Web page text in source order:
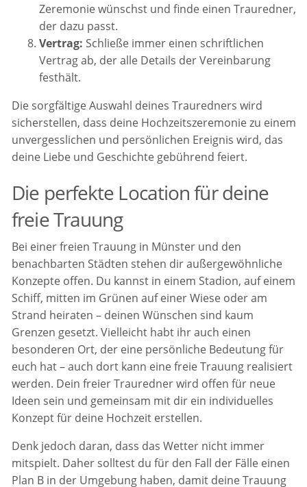
Zeremonie wünschst und finde einen Trauredner,
der dazu passt.
Vertrag: Schließe immer einen schriftlichen
Vertrag ab, der alle Details der Vereinbarung
festhält.
Die sorgfältige Auswahl deines Trauredners wird
sicherstellen, dass deine Hochzeitszeremonie zu einem
unvergesslichen und persönlichen Ereignis wird, das
deine Liebe und Geschichte gebührend feiert.
Die perfekte Location für deine
freie Trauung
Bei einer freien Trauung in Münster und den
benachbarten Städten stehen dir außergewöhnliche
Konzepte offen. Du kannst in einem Stadion, auf einem
Schiff, mitten im Grünen auf einer Wiese oder am
Strand heiraten – deinen Wünschen sind kaum
Grenzen gesetzt. Vielleicht habt ihr auch einen
besonderen Ort, der eine persönliche Bedeutung für
euch hat – auch dort kann eine freie Trauung realisiert
werden. Dein freier Trauredner wird offen für neue
Ideen sein und gemeinsam mit dir ein individuelles
Konzept für deine Hochzeit erstellen.
Denk jedoch daran, dass das Wetter nicht immer
mitspielt. Daher solltest du für den Fall der Fälle einen
Plan B in der Umgebung haben, damit deine Trauung